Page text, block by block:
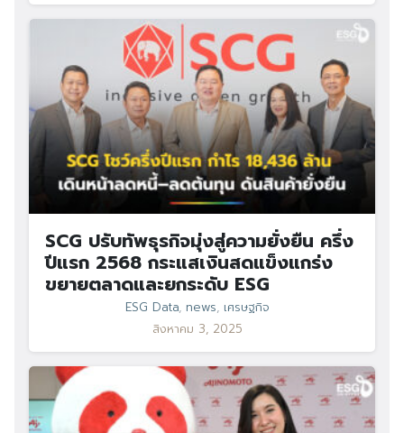
SCG ปรับทัพธุรกิจมุ่งสู่ความยั่งยืน ครึ่ง
ปีแรก 2568 กระแสเงินสดแข็งแกร่ง
ขยายตลาดและยกระดับ ESG
ESG Data, news, เศรษฐกิจ
สิงหาคม 3, 2025